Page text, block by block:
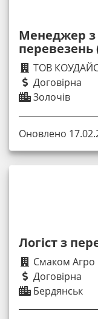
Менеджер з
перевезень
ТОВ
Договірна
Золочів
Оновлено
Логіст з
Смаком Агро
Договірна
Бердянськ